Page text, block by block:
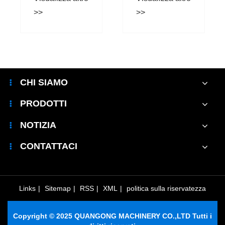
generatore di
CHI SIAMO
PRODOTTI
NOTIZIA
CONTATTACI
Links | Sitemap | RSS | XML | politica sulla riservatezza
Copyright © 2025 QUANGONG MACHINERY CO.,LTD Tutti i